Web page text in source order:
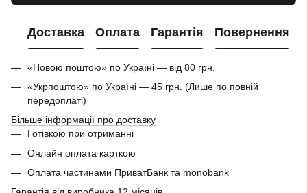
Доставка Оплата Гарантія Повернення
«Новою поштою» по Україні — від 80 грн.
«Укрпоштою» по Україні — 45 грн. (Лише по повній
передоплаті)
Більше інформації про доставку
Готівкою при отриманні
Онлайн оплата карткою
Оплата частинами ПриватБанк та monobank